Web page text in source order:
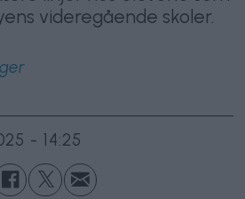
videregående skoler.
- 14:25